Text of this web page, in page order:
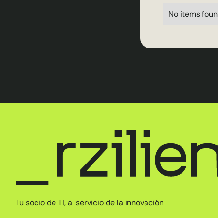
No items
Tu socio de TI, al servicio de la innovación